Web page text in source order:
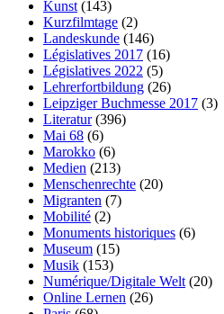
Kunst (143)
Kurzfilmtage (2)
Landeskunde (146)
Législatives 2017 (16)
Législatives 2022 (5)
Lehrerfortbildung (26)
Leipziger Buchmesse 2017 (3)
Literatur(396)
Mai 68 (6)
Marokko (6)
Medien (213)
Menschenrechte (20)
Migranten (7)
Mobilité (2)
Monuments historiques (6)
Museum (15)
Musik (153)
Numérique/Digitale Welt (20)
Online Lernen (26)